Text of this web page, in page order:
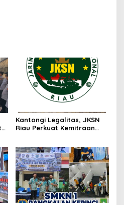
Kantongi Legalitas, JKSN
Riau Perkuat Kemitraan